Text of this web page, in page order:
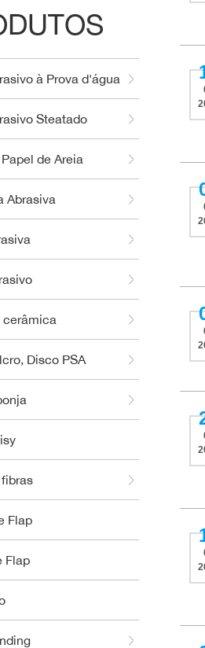
à Prova d'água
Steatado
de Areia
Abrasiva
cerâmica
Disco PSA
Flap
Flap